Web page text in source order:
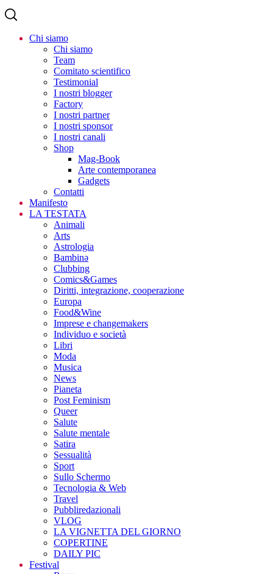
Chi siamo
Chi siamo
Team
Comitato scientifico
Testimonial
I nostri blogger
Factory
I nostri partner
I nostri sponsor
I nostri canali
Shop
Mag-Book
Arte contemporanea
Gadgets
Contatti
Manifesto
LA TESTATA
Animali
Arts
Astrologia
Bambinə
Clubbing
Comics&Games
Diritti, integrazione, cooperazione
Europa
Food&Wine
Imprese e changemakers
Individuo e società
Libri
Moda
Musica
News
Pianeta
Post Feminism
Queer
Salute
Salute mentale
Satira
Sessualità
Sport
Sullo Schermo
Tecnologia & Web
Travel
Pubbliredazionali
VLOG
LA VIGNETTA DEL GIORNO
COPERTINE
DAILY PIC
Festival